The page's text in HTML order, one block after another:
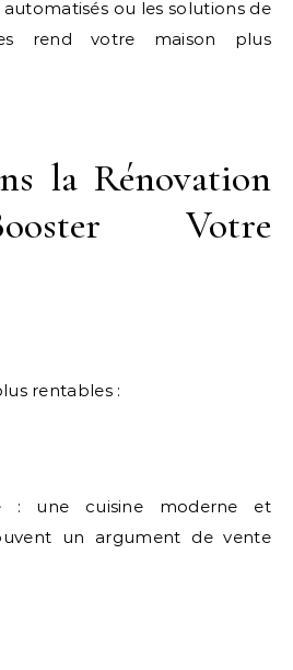
automatisés ou les solutions de
rend votre maison plus
la Rénovation
Votre
rentables :
: une cuisine moderne et
un argument de vente